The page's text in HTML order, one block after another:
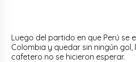
Luego del partido en que Perú se
Colombia y quedar sin ningún gol,
cafetero no se hicieron esperar.